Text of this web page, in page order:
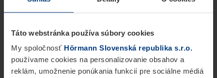
Táto webstránka používa súbory cookies
My spoločnosť Hörmann Slovenská republika s.r.o.
používame cookies na personalizovanie obsahov a
reklám, umožnenie ponúkania funkcií pre sociálne médiá